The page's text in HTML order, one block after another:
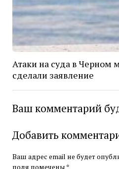
Атаки на суда в Черном
сделали заявление
Ваш комментарий
Добавить
Ваш адрес email не будет
поля помечены *